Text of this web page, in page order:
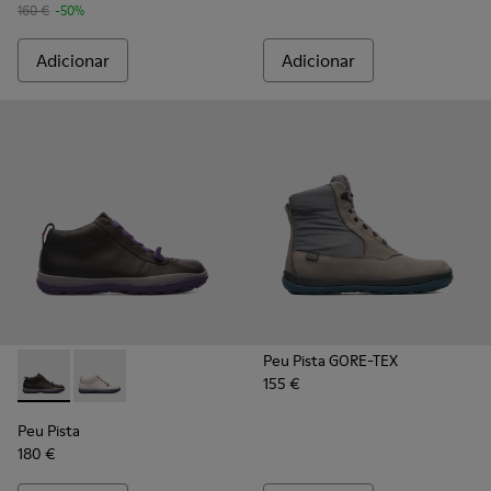
160 € -50%
Adicionar Adicionar
Peu Pista - K400385-001 - Black
Peu Pista - K400385-003
Peu Pista
180 €
Peu Pista GORE-TEX
155 €